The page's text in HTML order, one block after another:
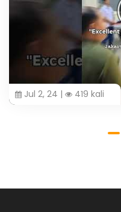
Jul 2, 24 | 419 kali